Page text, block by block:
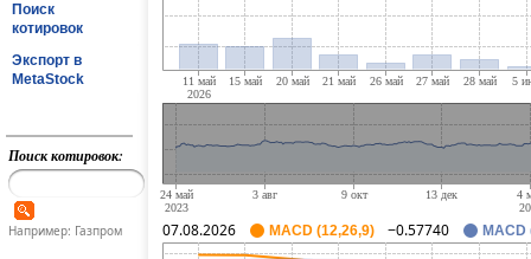
Поиск
котировок
Экспорт в
MetaStock
Поиск котировок:
Например: Газпром 07.08.2026 MACD (12,26,9) −0.57740 MACD